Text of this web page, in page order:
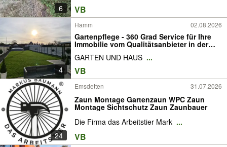
6 VB
4
Hamm 02.08.2026
Gartenpflege - 360 Grad Service für Ihre
Immobilie vom Qualitätsanbieter in der
GARTEN UND HAUS ...
VB
24
Emsdetten 31.07.2026
Zaun Montage Gartenzaun WPC Zaun
Montage Sichtschutz Zaun Zaunbauer
Die Firma das Arbeitstier Mark ...
VB